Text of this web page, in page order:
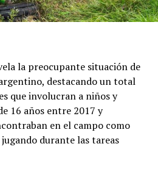
la preocupante situación de
destacando un total
que involucran a niños y
16 años entre 2017 y
en el campo como
durante las tareas